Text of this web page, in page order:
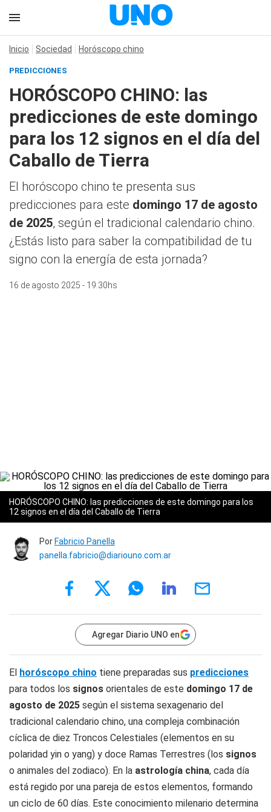
Inicio Sociedad Horóscopo chino
PREDICCIONES
HORÓSCOPO CHINO: las
predicciones de este domingo
para los 12 signos en el día del
Caballo de Tierra
El horóscopo chino te presenta sus
predicciones para este domingo 17 de agosto
de 2025, según el tradicional calendario chino.
¿Estás listo para saber la compatibilidad de tu
signo con la energía de esta jornada?
16 de agosto 2025 - 19:30hs
HORÓSCOPO CHINO: las predicciones de este domingo para los
12 signos en el día del Caballo de Tierra
Por Fabricio Panella
panella.fabricio@diariouno.com.ar
Agregar Diario UNO en
El horóscopo chino tiene preparadas sus predicciones
para todos los signos orientales de este domingo 17 de
agosto de 2025 según el sistema sexagenario del
tradicional calendario chino, una compleja combinación
cíclica de diez Troncos Celestiales (elementos en su
polaridad yin o yang) y doce Ramas Terrestres (los signos
o animales del zodiaco). En la astrología china, cada día
está regido por una pareja de estos elementos, formando
un ciclo de 60 días. Este conocimiento milenario determina